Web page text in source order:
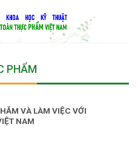
PHẨM
VÀ LÀM VIỆC VỚI
NAM